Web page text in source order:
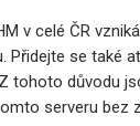
v celé ČR
Přidejte se také
tohoto důvodu
serveru bez